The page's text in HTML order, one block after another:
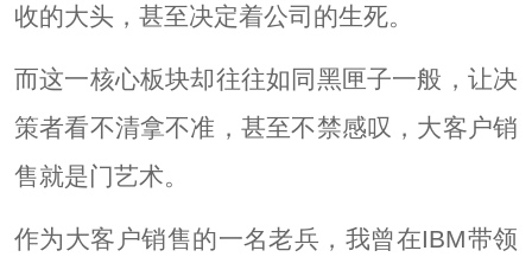
收的大头，甚至决定着公司的生死。
而这一核心板块却往往如同黑匣子一般，让决
策者看不清拿不准，甚至不禁感叹，大客户销
售就是门艺术。
作为大客户销售的一名老兵，我曾在IBM带领